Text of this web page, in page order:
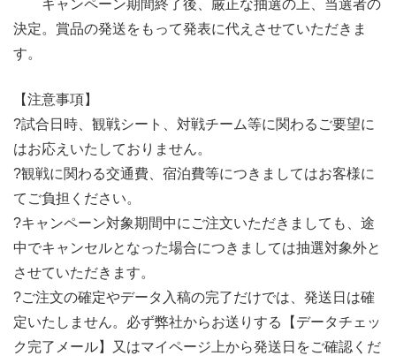
キャンペーン期間終了後、厳正な抽選の上、当選者の
決定。賞品の発送をもって発表に代えさせていただきま
す。
【注意事項】
?試合日時、観戦シート、対戦チーム等に関わるご要望に
はお応えいたしておりません。
?観戦に関わる交通費、宿泊費等につきましてはお客様に
てご負担ください。
?キャンペーン対象期間中にご注文いただきましても、途
中でキャンセルとなった場合につきましては抽選対象外と
させていただきます。
?ご注文の確定やデータ入稿の完了だけでは、発送日は確
定いたしません。必ず弊社からお送りする【データチェッ
ク完了メール】又はマイページ上から発送日をご確認くだ